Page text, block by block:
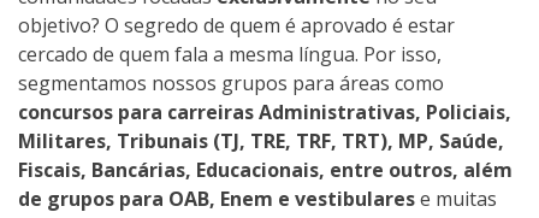
objetivo? O segredo de quem é aprovado é estar
cercado de quem fala a mesma língua. Por isso,
segmentamos nossos grupos para áreas como
concursos para carreiras Administrativas, Policiais,
Militares, Tribunais (TJ, TRE, TRF, TRT), MP, Saúde,
Fiscais, Bancárias, Educacionais, entre outros, além
de grupos para OAB, Enem e vestibularese muitas